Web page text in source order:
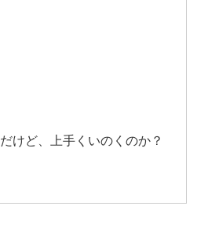
けど、上手くいのくのか？